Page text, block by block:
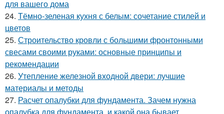
для вашего дома
24. Тёмно-зеленая кухня с белым: сочетание стилей и
цветов
25. Строительство кровли с большими фронтонными
свесами своими руками: основные принципы и
рекомендации
26. Утепление железной входной двери: лучшие
материалы и методы
27. Расчет опалубки для фундамента. Зачем нужна